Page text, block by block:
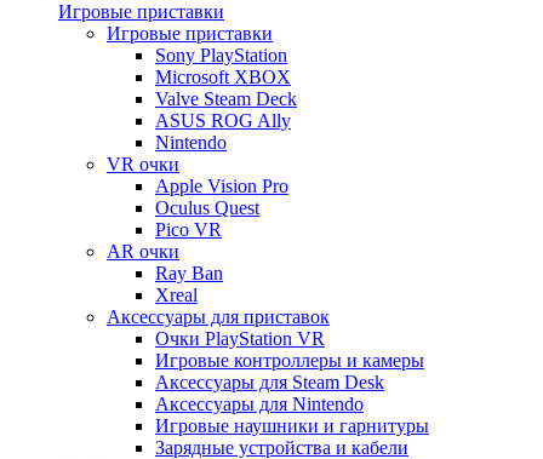
Игровые приставки
Игровые приставки
Sony PlayStation
Microsoft XBOX
Valve Steam Deck
ASUS ROG Ally
Nintendo
VR очки
Apple Vision Pro
Oculus Quest
Pico VR
AR очки
Ray Ban
Xreal
Аксессуары для приставок
Очки PlayStation VR
Игровые контроллеры и камеры
Аксессуары для Steam Desk
Аксессуары для Nintendo
Игровые наушники и гарнитуры
Зарядные устройства и кабели